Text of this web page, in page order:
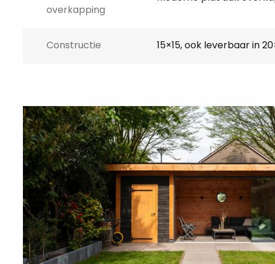
gezaagd met liplas-verbindingen. Dit bespaart je veel
Liggers
Dakdragers
Dakplanken
Boeiplanken
Schoren
Regelwerk
Zweeds rabat zwart
Triple profiel blank
Beits:
overkapping
Constructie 15×15, ook leverbaar in